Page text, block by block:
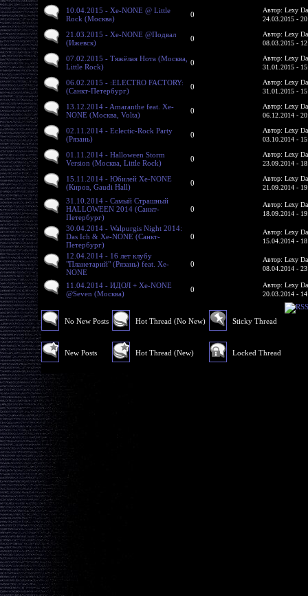
10.04.2015 - Xe-NONE @ Little
Rock (Москва)
0
Автор: Lexy
24.03.2015 -
21.03.2015 - Xe-NONE @Подвал
(Ижевск)
0
Автор: Lexy
08.03.2015 -
07.02.2015 - Тяжёлая Нота (Москва,
Little Rock)
0
Автор: Lexy
31.01.2015 -
06.02.2015 - :ELECTRO FACTORY:
(Санкт-Петербург)
0
Автор: Lexy
31.01.2015 -
13.12.2014 - Amaranthe feat. Xe-
NONE (Москва, Volta)
0
Автор: Lexy
06.12.2014 -
02.11.2014 - Eclectic-Rock Party
(Рязань)
0
Автор: Lexy
03.10.2014 -
01.11.2014 - Halloween Storm
Version (Москва, Little Rock)
0
Автор: Lexy
23.09.2014 -
15.11.2014 - Юбилей Xe-NONE
(Киров, Gaudi Hall)
0
Автор: Lexy
21.09.2014 -
31.10.2014 - Самый Страшный
HALLOWEEN 2014 (Санкт-
Петербург)
0
Автор: Lexy
18.09.2014 -
30.04.2014 - Walpurgis Night 2014:
Das Ich & Xe-NONE (Санкт-
Петербург)
0
Автор: Lexy
15.04.2014 -
12.04.2014 - 16 лет клубу
"Планетарий" (Рязань) feat. Xe-
NONE
0
Автор: Lexy
08.04.2014 -
11.04.2014 - ИДОЛ + Xe-NONE
@Seven (Москва)
0
Автор: Lexy
20.03.2014 -
No New Posts
New Posts
Hot Thread (No New)
Hot Thread (New)
Sticky Thread
Locked Thread